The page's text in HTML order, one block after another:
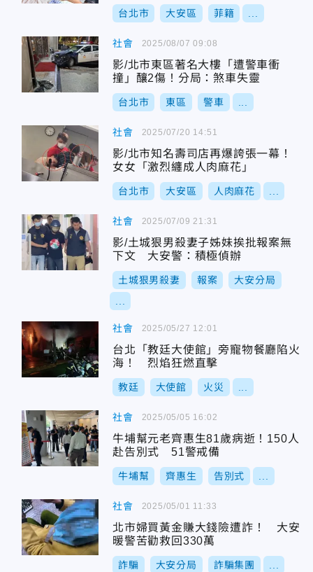
台北市 大安區 菲籍
社會
影/北市東區著名大樓「遭警車衝
撞」釀2傷！分局：煞車失靈
台北市 東區 警車
2025/08/07 09:08
社會
影/北市知名壽司店再爆誇張一幕！
女女「激烈纏成人肉麻花」
台北市 大安區 人肉麻花
2025/07/20 14:51
社會
影/土城狠男殺妻子姊妹挨批報案無
下文 大安警：積極偵辦
土城狠男殺妻 報案 大安分局
2025/07/09 21:31
社會
台北「教廷大使館」旁寵物餐廳陷火
海！ 烈焰狂燃直擊
教廷 大使館 火災
2025/05/27 12:01
社會
牛埔幫元老齊惠生81歲病逝！150人
赴告別式 51警戒備
牛埔幫 齊惠生 告別式
2025/05/05 16:02
社會
北市婦買黃金賺大錢險遭詐！ 大安
暖警苦勸救回330萬
詐騙 大安分局 詐騙集團
2025/05/01 11:33